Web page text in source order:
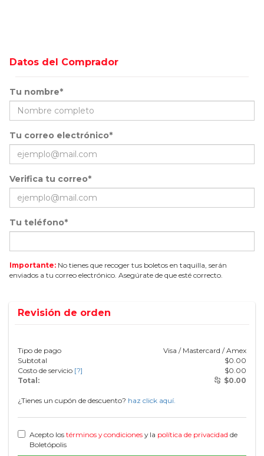
Datos del Comprador
Tu nombre*
Tu correo electrónico*
Verifica tu correo*
Tu teléfono*
Importante: No tienes que recoger tus boletos en taquilla, serán
enviados a tu correo electrónico. Asegúrate de que esté correcto.
Revisión de orden
Tipo de pago
Visa / Mastercard / Amex
Subtotal
$0.00
Costo de servicio [?] $0.00
Total:
$0.00
¿Tienes un cupón de descuento? haz click aquí.
Acepto los términos y condiciones y la política de privacidad de
Boletópolis